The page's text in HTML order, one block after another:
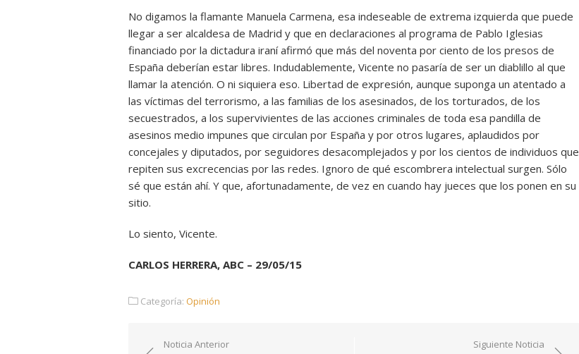
No digamos la flamante Manuela Carmena, esa indeseable de extrema izquierda que puede
llegar a ser alcaldesa de Madrid y que en declaraciones al programa de Pablo Iglesias
financiado por la dictadura iraní afirmó que más del noventa por ciento de los presos de
España deberían estar libres. Indudablemente, Vicente no pasaría de ser un diablillo al que
llamar la atención. O ni siquiera eso. Libertad de expresión, aunque suponga un atentado a
las víctimas del terrorismo, a las familias de los asesinados, de los torturados, de los
secuestrados, a los supervivientes de las acciones criminales de toda esa pandilla de
asesinos medio impunes que circulan por España y por otros lugares, aplaudidos por
concejales y diputados, por seguidores desacomplejados y por los cientos de individuos que
repiten sus excrecencias por las redes. Ignoro de qué escombrera intelectual surgen. Sólo
sé que están ahí. Y que, afortunadamente, de vez en cuando hay jueces que los ponen en su
sitio.
Lo siento, Vicente.
CARLOS HERRERA, ABC – 29/05/15
Categoría: Opinión
Navegación
Noticia Anterior Siguiente Noticia